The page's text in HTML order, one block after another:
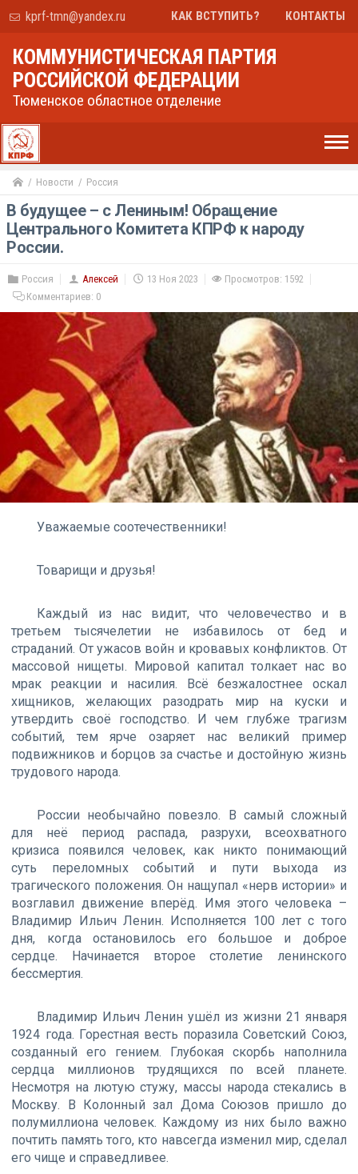
kprf-tmn@yandex.ru КАК ВСТУПИТЬ? КОНТАКТЫ
КОММУНИСТИЧЕСКАЯ ПАРТИЯ
РОССИЙСКОЙ ФЕДЕРАЦИИ
Тюменское областное отделение
Новости Россия
В будущее – с Лениным! Обращение
Центрального Комитета КПРФ к народу
России.
Россия Алексей 13 Ноя 2023
Просмотров: 1592
Комментариев: 0
Уважаемые соотечественники!
Товарищи и друзья!
Каждый из нас видит, что человечество и в
третьем тысячелетии не избавилось от бед и
страданий. От ужасов войн и кровавых конфликтов. От
массовой нищеты. Мировой капитал толкает нас во
мрак реакции и насилия. Всё безжалостнее оскал
хищников, желающих разодрать мир на куски и
утвердить своё господство. И чем глубже трагизм
событий, тем ярче озаряет нас великий пример
подвижников и борцов за счастье и достойную жизнь
трудового народа.
России необычайно повезло. В самый сложный
для неё период распада, разрухи, всеохватного
кризиса появился человек, как никто понимающий
суть переломных событий и пути выхода из
трагического положения. Он нащупал «нерв истории» и
возглавил движение вперёд. Имя этого человека –
Владимир Ильич Ленин. Исполняется 100 лет с того
дня, когда остановилось его большое и доброе
сердце. Начинается второе столетие ленинского
бессмертия.
Владимир Ильич Ленин ушёл из жизни 21 января
1924 года. Горестная весть поразила Советский Союз,
созданный его гением. Глубокая скорбь наполнила
сердца миллионов трудящихся по всей планете.
Несмотря на лютую стужу, массы народа стекались в
Москву. В Колонный зал Дома Союзов пришло до
полумиллиона человек. Каждому из них было важно
почтить память того, кто навсегда изменил мир, сделал
его чище и справедливее.